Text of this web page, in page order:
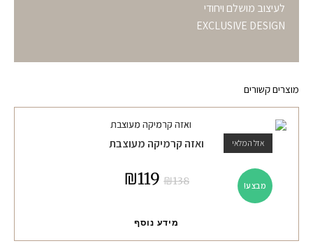
לעיצוב מושלם ויחודי
EXCLUSIVE DESIGN
מוצרים קשורים
אזל המלאי
מבצע!
ואזה קרמיקה מעוצבת
₪138
₪119
מידע נוסף